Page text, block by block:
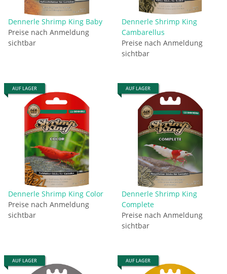
Dennerle Shrimp King Baby
Preise nach Anmeldung
sichtbar
Dennerle Shrimp King
Cambarellus
Preise nach Anmeldung
sichtbar
AUF LAGER
Dennerle Shrimp King Color
Preise nach Anmeldung
sichtbar
AUF LAGER
Dennerle Shrimp King
Complete
Preise nach Anmeldung
sichtbar
AUF LAGER AUF LAGER